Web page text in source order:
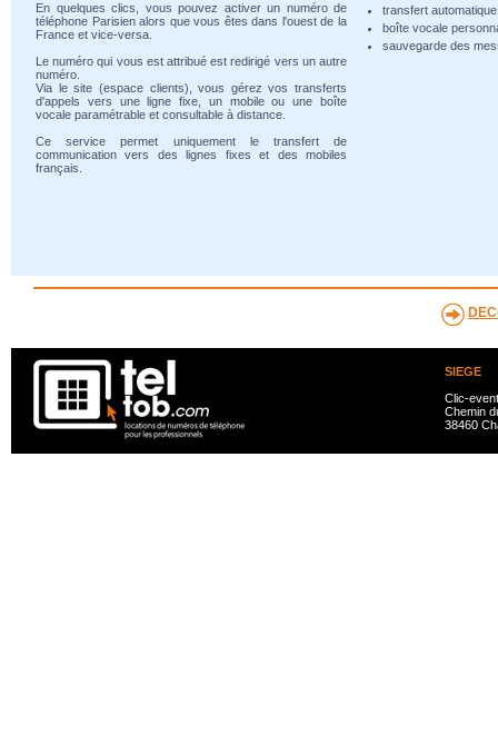
En quelques clics, vous pouvez activer un numéro de
téléphone Parisien alors que vous êtes dans l'ouest de la
France et vice-versa.
Le numéro qui vous est attribué est redirigé vers un autre
numéro.
Via le site (espace clients), vous gérez vos transferts
d'appels vers une ligne fixe, un mobile ou une boîte
vocale paramétrable et consultable à distance.
Ce service permet uniquement le transfert de
communication vers des lignes fixes et des mobiles
français.
transfert
boîte vocale
sauvegarde des
SIEGE
Clic-
Chemin
38460